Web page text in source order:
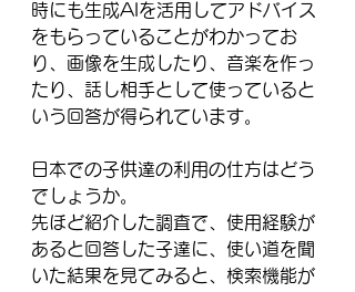
時にも生成AIを活用してアドバイス
をもらっていることがわかってお
り、画像を生成したり、音楽を作っ
たり、話し相手として使っていると
いう回答が得られています。
日本での子供達の利用の仕方はどう
でしょうか。
先ほど紹介した調査で、使用経験が
あると回答した子達に、使い道を聞
いた結果を見てみると、検索機能が